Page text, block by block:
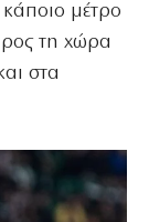
μέτρο
τη χώρα
στα